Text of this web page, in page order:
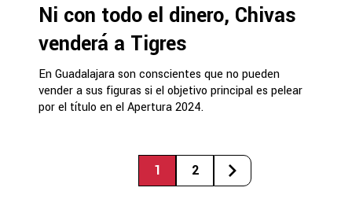
Ni con todo el dinero, Chivas
venderá a Tigres
En Guadalajara son conscientes que no pueden
vender a sus figuras si el objetivo principal es pelear
por el título en el Apertura 2024.
1 2